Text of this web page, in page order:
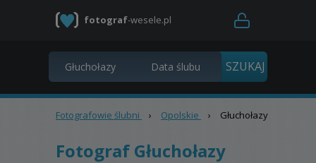
fotograf-wesele.pl
Fotografowie ślubni › Opolskie › Głuchołazy
Fotograf Głuchołazy